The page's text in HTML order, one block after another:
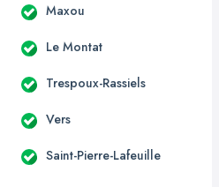
Maxou
Le Montat
Trespoux-Rassiels
Vers
Saint-Pierre-Lafeuille